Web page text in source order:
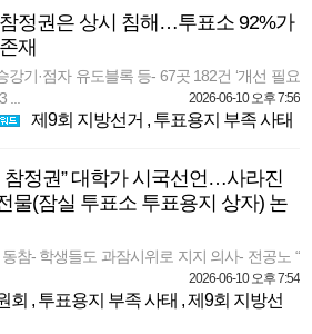
정권은 상시 침해…투표소 92%가
재
강기·점자 유도블록 등- 67곳 182건 ‘개선 필요
2026-06-10 오후 7:56
제9회 지방선거 , 투표용지 부족 사태
참정권” 대학가 시국선언…사라진
물(잠실 투표소 투표용지 상자) 논
참- 학생들도 과잠시위로 지지 의사- 전공노 “
2026-06-10 오후 7:54
회 , 투표용지 부족 사태 ,제9회 지방선